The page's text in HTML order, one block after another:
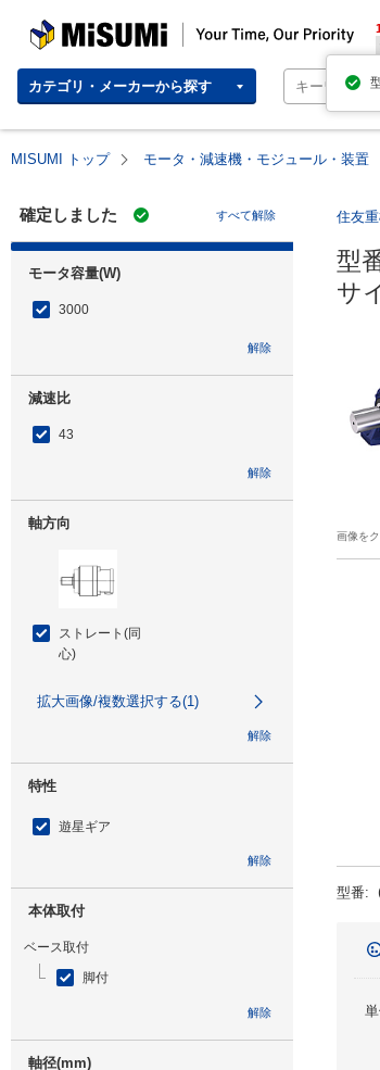
MISUMI | Your Time, Our Priority
カテゴリ・メーカーから探す
MISUMI トップ モータ・減速機・モジュール・装置
確定しました すべて解除
モータ容量(W)
3000
解除
減速比
43
解除
軸方向
ストレート(同
心)
拡大画像/複数選択する(1)
解除
特性
遊星ギア
解除
本体取付
ベース取付
脚付
解除
軸径(mm)
住友
型
サ
画像を
型番: